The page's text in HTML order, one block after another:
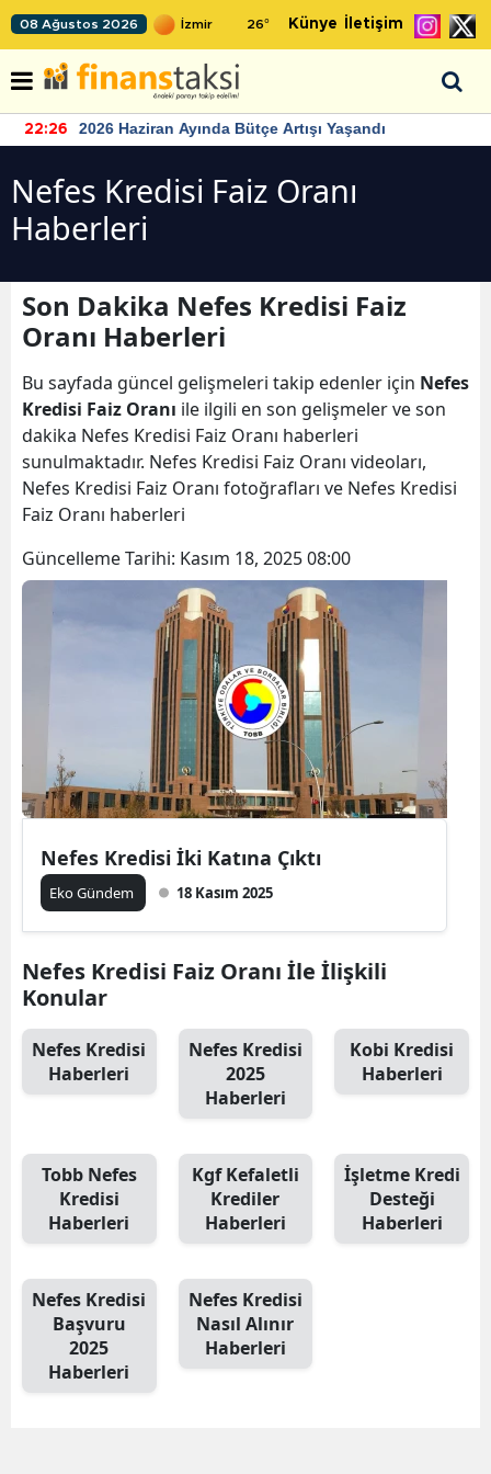
08 Ağustos 2026 26° Künye İletişim
22:26 2026 Haziran Ayında Bütçe Artışı Yaşandı
Nefes Kredisi Faiz Oranı
Haberleri
Son Dakika Nefes Kredisi Faiz
Oranı Haberleri
Bu sayfada güncel gelişmeleri takip edenler için Nefes
Kredisi Faiz Oranı ile ilgili en son gelişmeler ve son
dakika Nefes Kredisi Faiz Oranı haberleri
sunulmaktadır. Nefes Kredisi Faiz Oranı videoları,
Nefes Kredisi Faiz Oranı fotoğrafları ve Nefes Kredisi
Faiz Oranı haberleri
Güncelleme Tarihi: Kasım 18, 2025 08:00
Nefes Kredisi İki Katına Çıktı
Eko Gündem 18 Kasım 2025
Nefes Kredisi Faiz Oranı İle İlişkili
Konular
Nefes Kredisi
Haberleri
Nefes Kredisi
2025
Haberleri
Kobi Kredisi
Haberleri
Tobb Nefes
Kredisi
Haberleri
Kgf Kefaletli
Krediler
Haberleri
İşletme Kredi
Desteği
Haberleri
Nefes Kredisi
Başvuru
2025
Haberleri
Nefes Kredisi
Nasıl Alınır
Haberleri